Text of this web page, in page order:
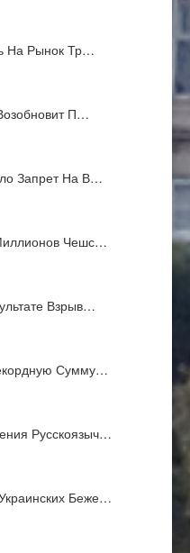
На Рынок Тр…
П…
Запрет На В…
Чешс…
Взрыв…
Сумму…
Русскоязыч…
Беже…